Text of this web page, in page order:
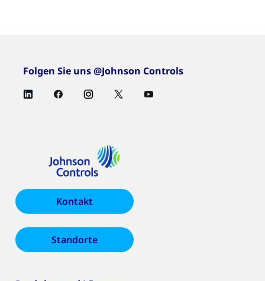
Folgen Sie uns @Johnson Controls
Kontakt
Standorte